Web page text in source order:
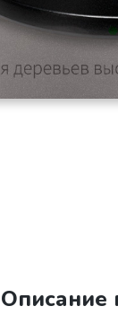
Описание